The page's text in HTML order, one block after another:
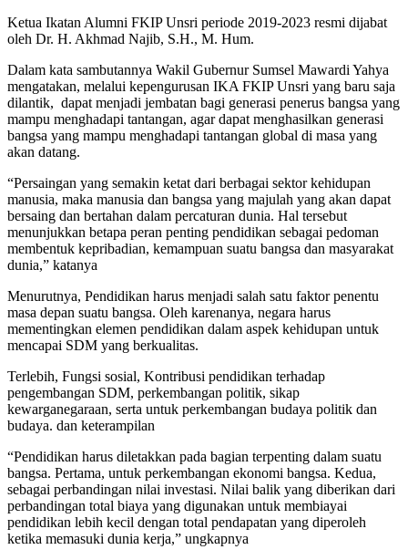
Ketua Ikatan Alumni FKIP Unsri periode 2019-2023 resmi dijabat
oleh Dr. H. Akhmad Najib, S.H., M. Hum.
Dalam kata sambutannya Wakil Gubernur Sumsel Mawardi Yahya
mengatakan, melalui kepengurusan IKA FKIP Unsri yang baru saja
dilantik, dapat menjadi jembatan bagi generasi penerus bangsa yang
mampu menghadapi tantangan, agar dapat menghasilkan generasi
bangsa yang mampu menghadapi tantangan global di masa yang
akan datang.
“Persaingan yang semakin ketat dari berbagai sektor kehidupan
manusia, maka manusia dan bangsa yang majulah yang akan dapat
bersaing dan bertahan dalam percaturan dunia. Hal tersebut
menunjukkan betapa peran penting pendidikan sebagai pedoman
membentuk kepribadian, kemampuan suatu bangsa dan masyarakat
dunia,” katanya
Menurutnya, Pendidikan harus menjadi salah satu faktor penentu
masa depan suatu bangsa. Oleh karenanya, negara harus
mementingkan elemen pendidikan dalam aspek kehidupan untuk
mencapai SDM yang berkualitas.
Terlebih, Fungsi sosial, Kontribusi pendidikan terhadap
pengembangan SDM, perkembangan politik, sikap
kewarganegaraan, serta untuk perkembangan budaya politik dan
budaya. dan keterampilan
“Pendidikan harus diletakkan pada bagian terpenting dalam suatu
bangsa. Pertama, untuk perkembangan ekonomi bangsa. Kedua,
sebagai perbandingan nilai investasi. Nilai balik yang diberikan dari
perbandingan total biaya yang digunakan untuk membiayai
pendidikan lebih kecil dengan total pendapatan yang diperoleh
ketika memasuki dunia kerja,” ungkapnya